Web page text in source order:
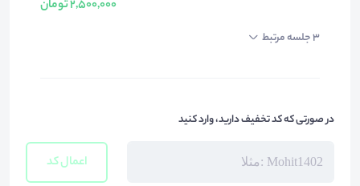
2,500,000 تومان
3 جلسه مرتبط
در صورتی که کد تخفیف دارید، وارد کنید
اعمال کد